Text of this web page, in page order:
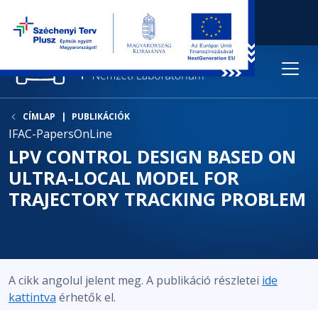
CÍMLAP PUBLIKÁCIÓK
IFAC-PapersOnLine
LPV CONTROL DESIGN BASED ON
ULTRA-LOCAL MODEL FOR
TRAJECTORY TRACKING PROBLEM
A cikk angolul jelent meg. A publikáció részletei ide
kattintva érhetők el.